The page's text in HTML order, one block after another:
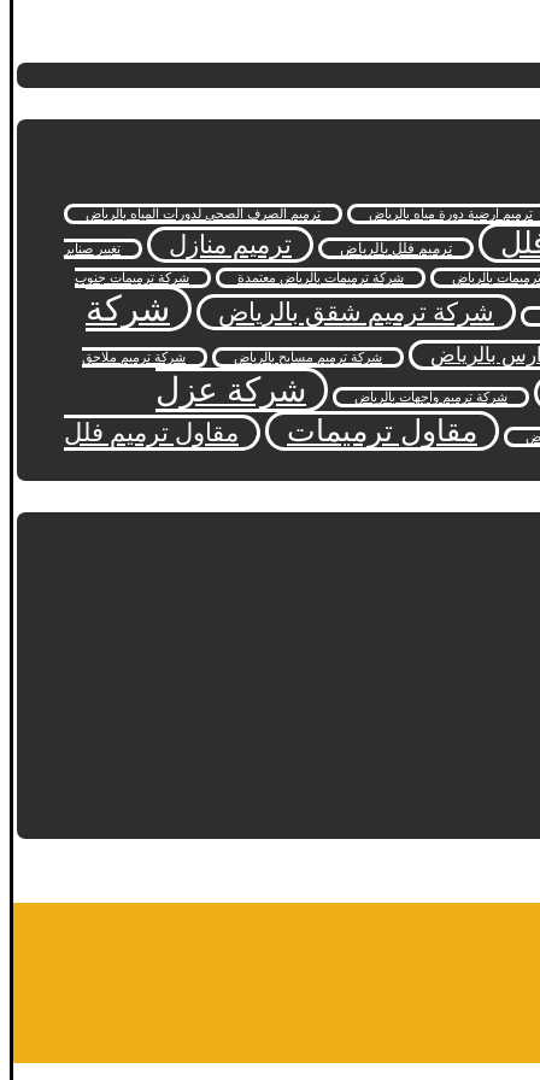
ترميم ارضية دورة مياه بالرياض ترميم الصرف الصحي لدورات المياه بالرياض
ترميم فلل بالرياض ترميم منازل تغيير صنابر
بالرياض شركة ترميمات بالرياض معتمدة شركة ترميمات جنوب
شركة ترميم شقق بالرياض شركة
بالرياض شركة ترميم مسابح بالرياض شركة ترميم ملاحق
شركة ترميم واجهات بالرياض شركة عزل
مقاول ترميمات مقاول ترميم فلل